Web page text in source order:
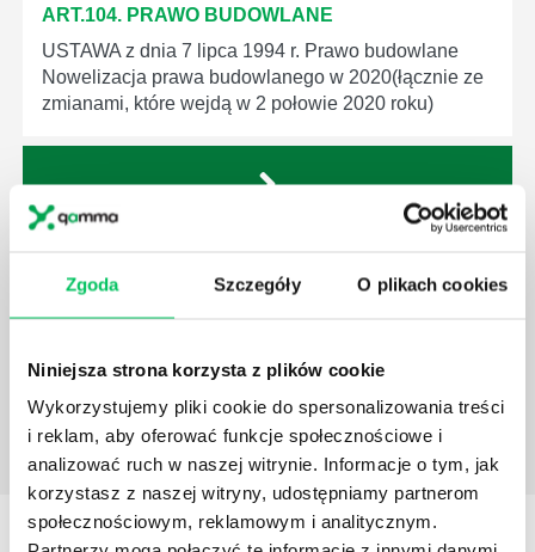
Zgoda Szczegóły O plikach cookies
Niniejsza strona korzysta z plików cookie
Wykorzystujemy pliki cookie do spersonalizowania treści
i reklam, aby oferować funkcje społecznościowe i
analizować ruch w naszej witrynie. Informacje o tym, jak
korzystasz z naszej witryny, udostępniamy partnerom
społecznościowym, reklamowym i analitycznym.
ART.104. PRAWO BUDOWLANE
USTAWA z dnia 7 lipca 1994 r. Prawo budowlane
Nowelizacja prawa budowlanego w 2020(łącznie ze
zmianami, które wejdą w 2 połowie 2020 roku)
USTAWA z dnia 7 lipca 1994 r. Prawo budowlane
Nowelizacja prawa budowlanego w 2020(łącznie ze
STREFY WIEDZY